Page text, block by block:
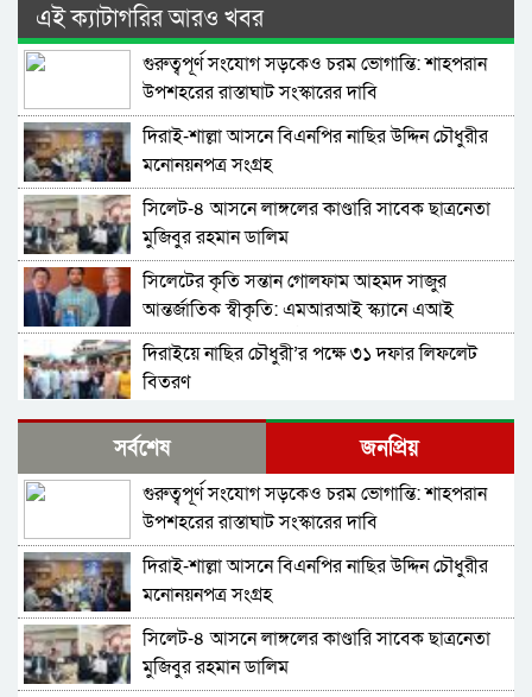
এই ক্যাটাগরির আরও খবর
গুরুত্বপূর্ণ সংযোগ সড়কেও চরম ভোগান্তি: শাহপরান
উপশহরের রাস্তাঘাট সংস্কারের দাবি
দিরাই-শাল্লা আসনে বিএনপির নাছির উদ্দিন চৌধুরীর
মনোনয়নপত্র সংগ্রহ
সিলেট-৪ আসনে লাঙ্গলের কাণ্ডারি সাবেক ছাত্রনেতা
মুজিবুর রহমান ডালিম
সিলেটের কৃতি সন্তান গোলফাম আহমদ সাজুর
আন্তর্জাতিক স্বীকৃতি: এমআরআই স্ক্যানে এআই
প্রয়োগে পিএইচডি অর্জন
দিরাইয়ে নাছির চৌধুরী’র পক্ষে ৩১ দফার লিফলেট
বিতরণ
কোম্পানীগঞ্জে বিএনপির ‘রাষ্ট্র কাঠামো মেরামত’ ৩১
দফার লিফলেট বিতরণ ও গণসংযোগ
জকিগঞ্জে আইনের তোয়াক্কা নেই! খাসজমি দখল করে
নির্বিঘ্নে ভবন বানাচ্ছেন সোনাসার বাজার কমিটির নেতা
আলাউদ্দিন আলাই
বন্ধ থাকবে সিলেটের ৭টি এলাকায় দীর্ঘ ৯ ঘণ্টা বিদ্যুৎ
নিরাপত্তাহীনতায় লাভলুর পরিবার: সিলেটে সশস্ত্র
হামলায়, লুন্ঠিত অর্থ-স্বর্ণ
সর্বশেষ জনপ্রিয়
গুরুত্বপূর্ণ সংযোগ সড়কেও চরম ভোগান্তি: শাহপরান
উপশহরের রাস্তাঘাট সংস্কারের দাবি
দিরাই-শাল্লা আসনে বিএনপির নাছির উদ্দিন চৌধুরীর
মনোনয়নপত্র সংগ্রহ
সিলেট-৪ আসনে লাঙ্গলের কাণ্ডারি সাবেক ছাত্রনেতা
মুজিবুর রহমান ডালিম